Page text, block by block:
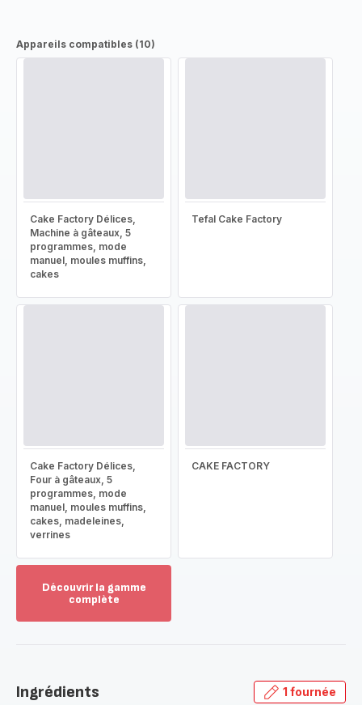
Appareils compatibles (10)
Cake Factory Délices,
Machine à gâteaux, 5
programmes, mode
manuel, moules muffins,
cakes
Tefal Cake Factory
Cake Factory Délices,
Four à gâteaux, 5
programmes, mode
manuel, moules muffins,
cakes, madeleines,
verrines
CAKE FACTORY
Découvrir la gamme
complète
gamme
Ingrédients 1 fournée